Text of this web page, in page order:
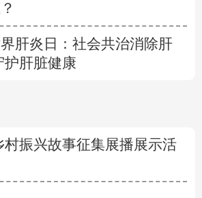
肝炎日：社会共治消除肝
护肝脏健康
村振兴故事征集展播展示活